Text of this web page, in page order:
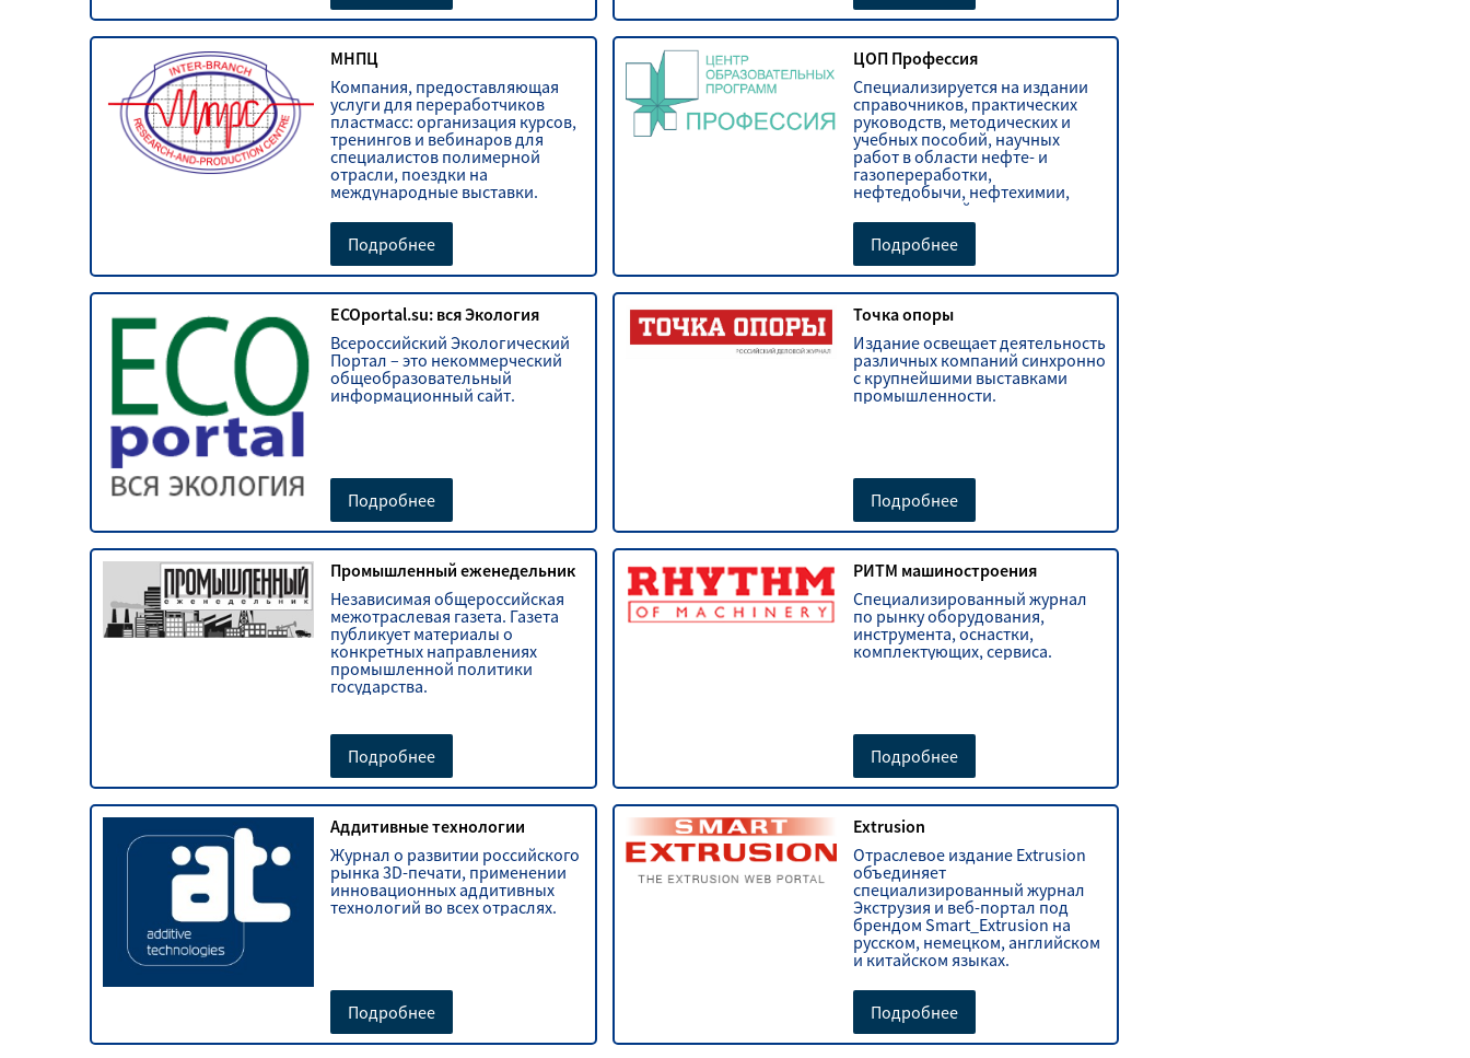
МНПЦ
Компания, предоставляющая
услуги для переработчиков
пластмасс: организация курсов,
тренингов и вебинаров для
специалистов полимерной
отрасли, поездки на
международные выставки.
Подробнее
ЦОП Профессия
Специализируется на издании
справочников, практических
руководств, методических и
учебных пособий, научных
работ в области нефте- и
газопереработки,
нефтедобычи, нефтехимии,
аналитической химии,
индустрии полимеров.
Подробнее
ECOportal.su: вся Экология
Всероссийский Экологический
Портал – это некоммерческий
общеобразовательный
информационный сайт.
Подробнее
Точка опоры
Издание освещает деятельность
различных компаний синхронно
с крупнейшими выставками
промышленности.
Подробнее
Промышленный еженедельник
Независимая общероссийская
межотраслевая газета. Газета
публикует материалы о
конкретных направлениях
промышленной политики
государства.
Подробнее
РИТМ машиностроения
Специализированный журнал
по рынку оборудования,
инструмента, оснастки,
комплектующих, сервиса.
Подробнее
Аддитивные технологии
Журнал о развитии российского
рынка 3D-печати, применении
инновационных аддитивных
технологий во всех отраслях.
Подробнее
Extrusion
Отраслевое издание Extrusion
объединяет
специализированный журнал
Экструзия и веб-портал под
брендом Smart_Extrusion на
русском, немецком, английском
и китайском языках.
Подробнее